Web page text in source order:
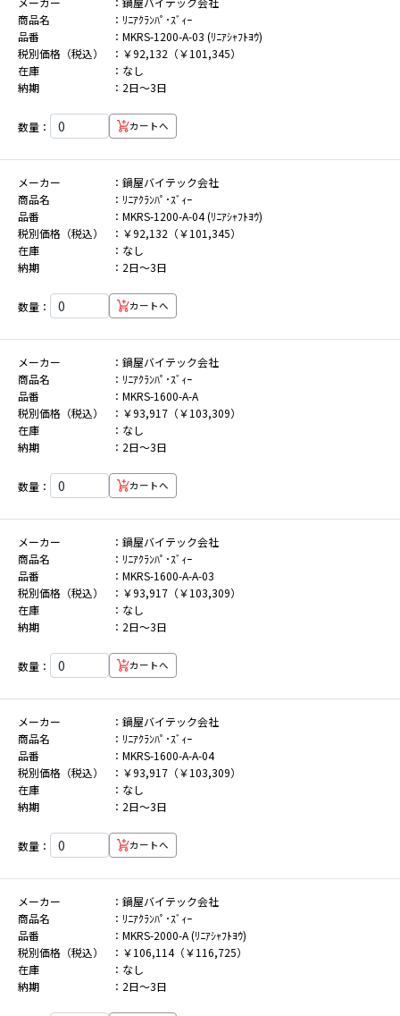
商品名
ﾘﾆｱｸﾗﾝﾊﾟ･ｽﾞｨｰ
品番
MKRS-1200-A-03 (ﾘﾆｱｼｬﾌﾄﾖｳ)
税別価格（税込）
￥92,132（￥101,345）
在庫
なし
納期
2日～3日
数量： カートへ
メーカー
鍋屋バイテック会社
商品名
ﾘﾆｱｸﾗﾝﾊﾟ･ｽﾞｨｰ
品番
MKRS-1200-A-04 (ﾘﾆｱｼｬﾌﾄﾖｳ)
税別価格（税込）
￥92,132（￥101,345）
在庫
なし
納期
2日～3日
数量： カートへ
メーカー
鍋屋バイテック会社
商品名
ﾘﾆｱｸﾗﾝﾊﾟ･ｽﾞｨｰ
品番
MKRS-1600-A-A
税別価格（税込）
￥93,917（￥103,309）
在庫
なし
納期
2日～3日
数量： カートへ
メーカー
鍋屋バイテック会社
商品名
ﾘﾆｱｸﾗﾝﾊﾟ･ｽﾞｨｰ
品番
MKRS-1600-A-A-03
税別価格（税込）
￥93,917（￥103,309）
在庫
なし
納期
2日～3日
数量： カートへ
メーカー
鍋屋バイテック会社
商品名
ﾘﾆｱｸﾗﾝﾊﾟ･ｽﾞｨｰ
品番
MKRS-1600-A-A-04
税別価格（税込）
￥93,917（￥103,309）
在庫
なし
納期
2日～3日
数量： カートへ
メーカー
鍋屋バイテック会社
商品名
ﾘﾆｱｸﾗﾝﾊﾟ･ｽﾞｨｰ
品番
MKRS-2000-A (ﾘﾆｱｼｬﾌﾄﾖｳ)
税別価格（税込）
￥106,114（￥116,725）
在庫
なし
納期
2日～3日